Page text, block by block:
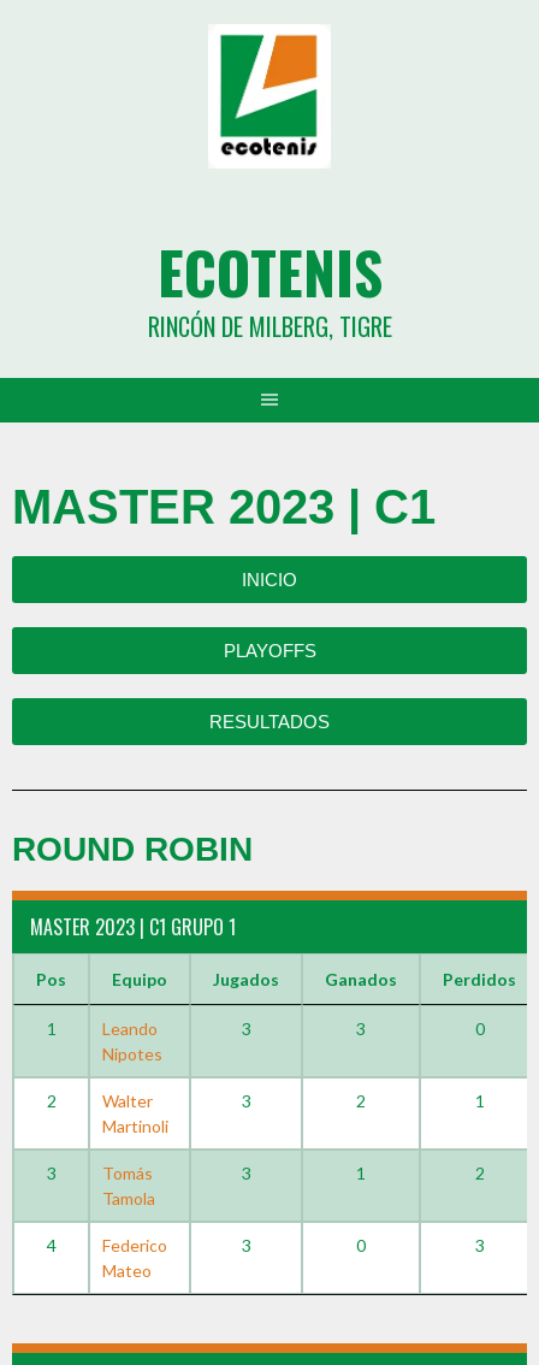
ECOTENIS
RINCÓN DE MILBERG, TIGRE
MASTER 2023 | C1
INICIO
PLAYOFFS
RESULTADOS
ROUND ROBIN
MASTER 2023 | C1 GRUPO 1
Pos Equipo Jugados Ganados Perdidos
1
Leando
Nipotes
3 3 0
2
Walter
Martinoli
3 2 1
3
Tomás
Tamola
3 1 2
4
Federico
Mateo
3 0 3